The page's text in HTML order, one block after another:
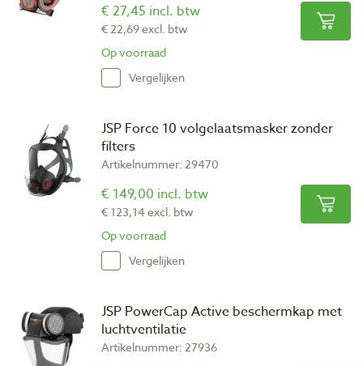
€ 27,45 incl. btw
€ 22,69 excl. btw
Op voorraad
Vergelijken
JSP Force 10 volgelaatsmasker zonder
filters
Artikelnummer: 29470
€ 149,00 incl. btw
€ 123,14 excl. btw
Op voorraad
Vergelijken
JSP PowerCap Active beschermkap met
luchtventilatie
Artikelnummer: 27936